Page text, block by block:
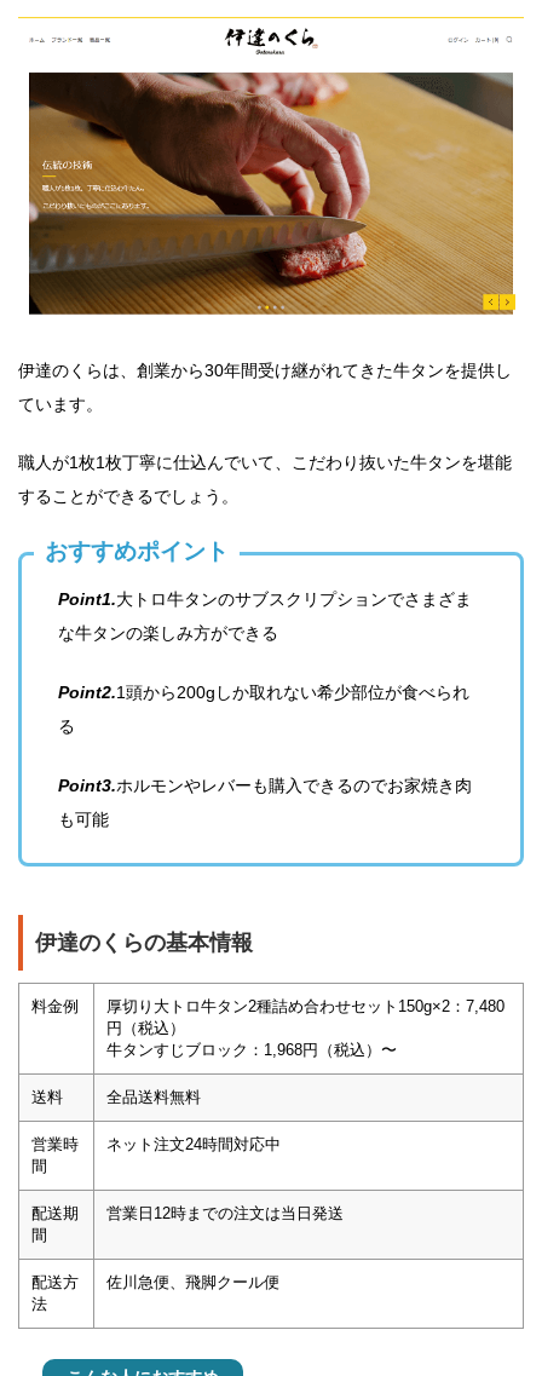
伊達のくらは、創業から30年間受け継がれてきた牛タンを提供し
ています。
職人が1枚1枚丁寧に仕込んでいて、こだわり抜いた牛タンを堪能
することができるでしょう。
おすすめポイント
Point1.大トロ牛タンのサブスクリプションでさまざま
な牛タンの楽しみ方ができる
Point2.1頭から200gしか取れない希少部位が食べられ
る
Point3.ホルモンやレバーも購入できるのでお家焼き肉
も可能
伊達のくらの基本情報
料金例
厚切り大トロ牛タン2種詰め合わせセット150g×2：7,480
円（税込）
牛タンすじブロック：1,968円（税込）〜
送料 全品送料無料
営業時
間
ネット注文24時間対応中
配送期
間
営業日12時までの注文は当日発送
配送方
法
佐川急便、飛脚クール便